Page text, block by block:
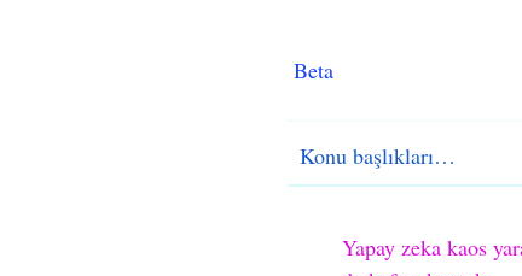
Beta
Konu başlıkları…
Yapay zeka kaos